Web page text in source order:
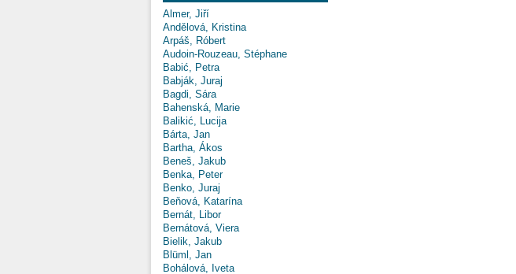
Almer, Jiří
Andělová, Kristina
Arpáš, Róbert
Audoin-Rouzeau, Stéphane
Babić, Petra
Babják, Juraj
Bagdi, Sára
Bahenská, Marie
Balikić, Lucija
Bárta, Jan
Bartha, Ákos
Beneš, Jakub
Benka, Peter
Benko, Juraj
Beňová, Katarína
Bernát, Libor
Bernátová, Viera
Bielik, Jakub
Blüml, Jan
Bohálová, Iveta